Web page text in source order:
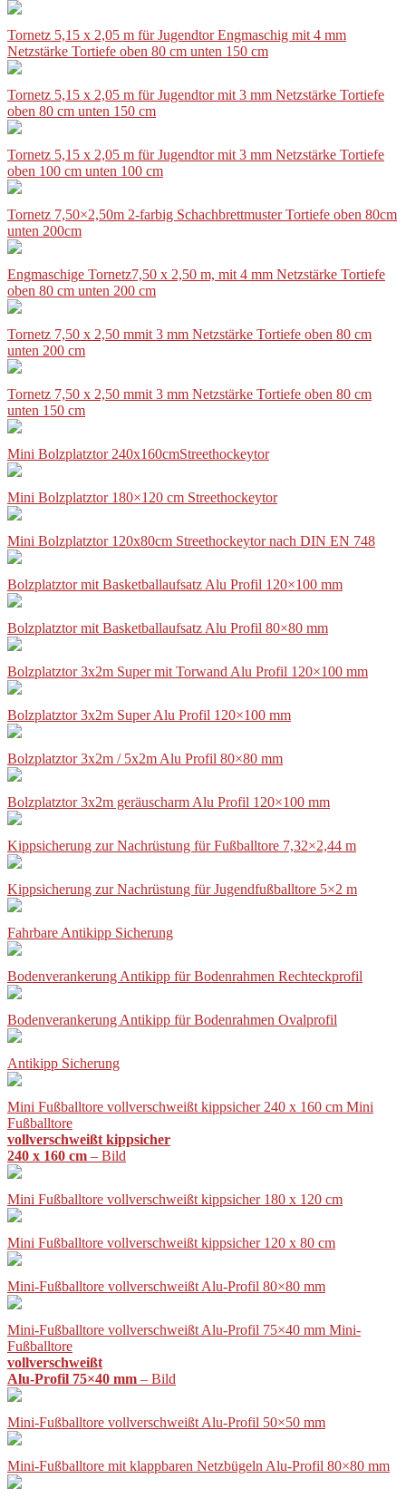
Tornetz 5,15 x 2,05 m für Jugendtor Engmaschig mit 4 mm
Netzstärke Tortiefe oben 80 cm unten 150 cm
Tornetz 5,15 x 2,05 m für Jugendtor mit 3 mm Netzstärke Tortiefe
oben 80 cm unten 150 cm
Tornetz 5,15 x 2,05 m für Jugendtor mit 3 mm Netzstärke Tortiefe
oben 100 cm unten 100 cm
Tornetz 7,50×2,50m 2-farbig Schachbrettmuster Tortiefe oben 80cm
unten 200cm
Engmaschige Tornetz7,50 x 2,50 m, mit 4 mm Netzstärke Tortiefe
oben 80 cm unten 200 cm
Tornetz 7,50 x 2,50 mmit 3 mm Netzstärke Tortiefe oben 80 cm
unten 200 cm
Tornetz 7,50 x 2,50 mmit 3 mm Netzstärke Tortiefe oben 80 cm
unten 150 cm
Mini Bolzplatztor 240x160cmStreethockeytor
Mini Bolzplatztor 180×120 cm Streethockeytor
Mini Bolzplatztor 120x80cm Streethockeytor nach DIN EN 748
Bolzplatztor mit Basketballaufsatz Alu Profil 120×100 mm
Bolzplatztor mit Basketballaufsatz Alu Profil 80×80 mm
Bolzplatztor 3x2m Super mit Torwand Alu Profil 120×100 mm
Bolzplatztor 3x2m Super Alu Profil 120×100 mm
Bolzplatztor 3x2m / 5x2m Alu Profil 80×80 mm
Bolzplatztor 3x2m geräuscharm Alu Profil 120×100 mm
Kippsicherung zur Nachrüstung für Fußballtore 7,32×2,44 m
Kippsicherung zur Nachrüstung für Jugendfußballtore 5×2 m
Fahrbare Antikipp Sicherung
Bodenverankerung Antikipp für Bodenrahmen Rechteckprofil
Bodenverankerung Antikipp für Bodenrahmen Ovalprofil
Antikipp Sicherung
Mini Fußballtore vollverschweißt kippsicher 240 x 160 cm Mini
Fußballtore
vollverschweißt kippsicher
240 x 160 cm – Bild
Mini Fußballtore vollverschweißt kippsicher 180 x 120 cm
Mini Fußballtore vollverschweißt kippsicher 120 x 80 cm
Mini-Fußballtore vollverschweißt Alu-Profil 80×80 mm
Mini-Fußballtore vollverschweißt Alu-Profil 75×40 mm Mini-
Fußballtore
vollverschweißt
Alu-Profil 75×40 mm – Bild
Mini-Fußballtore vollverschweißt Alu-Profil 50×50 mm
Mini-Fußballtore mit klappbaren Netzbügeln Alu-Profil 80×80 mm